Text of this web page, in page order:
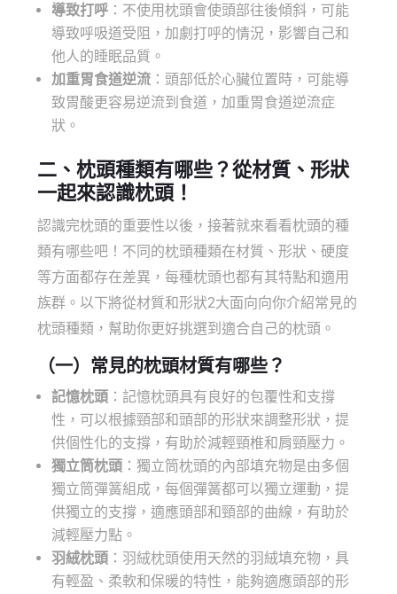
導致打呼 ：不使用枕頭會使頭部往後傾斜，可能
導致呼吸道受阻，加劇打呼的情況，影響自己和
他人的睡眠品質。
加重胃食道逆流 ：頭部低於心臟位置時，可能導
致胃酸更容易逆流到食道，加重胃食道逆流症
狀。
二、枕頭種類有哪些？從材質、形狀
一起來認識枕頭！
認識完枕頭的重要性以後，接著就來看看枕頭的種
類有哪些吧！不同的枕頭種類在材質、形狀、硬度
等方面都存在差異，每種枕頭也都有其特點和適用
族群。以下將從材質和形狀2大面向向你介紹常見的
枕頭種類，幫助你更好挑選到適合自己的枕頭。
（一）常見的枕頭材質有哪些？
記憶枕頭 ：記憶枕頭具有良好的包覆性和支撐
性，可以根據頸部和頭部的形狀來調整形狀，提
供個性化的支撐，有助於減輕頸椎和肩頸壓力。
獨立筒枕頭 ：獨立筒枕頭的內部填充物是由多個
獨立筒彈簧組成，每個彈簧都可以獨立運動，提
供獨立的支撐，適應頭部和頸部的曲線，有助於
減輕壓力點。
羽絨枕頭 ：羽絨枕頭使用天然的羽絨填充物，具
有輕盈、柔軟和保暖的特性，能夠適應頭部的形